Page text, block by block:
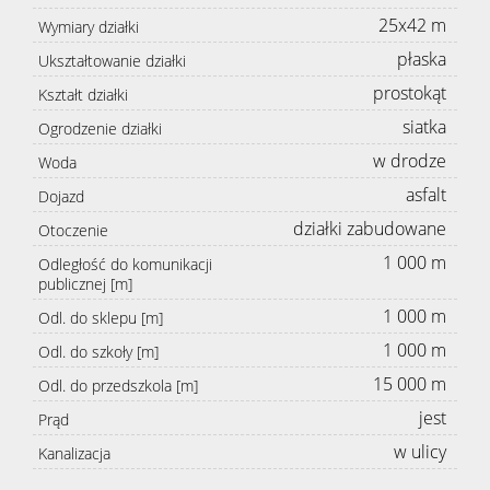
Wymiary działki 25x42 m
Ukształtowanie działki płaska
Kształt działki prostokąt
Ogrodzenie działki siatka
Woda w drodze
Dojazd asfalt
Otoczenie działki zabudowane
Odległość do komunikacji
publicznej [m]
1 000 m
Odl. do sklepu [m] 1 000 m
Odl. do szkoły [m] 1 000 m
Odl. do przedszkola [m] 15 000 m
Prąd jest
Kanalizacja w ulicy